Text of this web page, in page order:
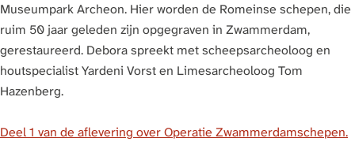
Museumpark Archeon. Hier worden de Romeinse schepen, die
ruim 50 jaar geleden zijn opgegraven in Zwammerdam,
gerestaureerd. Debora spreekt met scheepsarcheoloog en
houtspecialist Yardeni Vorst en Limesarcheoloog Tom
Hazenberg.
Deel 1 van de aflevering over Operatie Zwammerdamschepen.